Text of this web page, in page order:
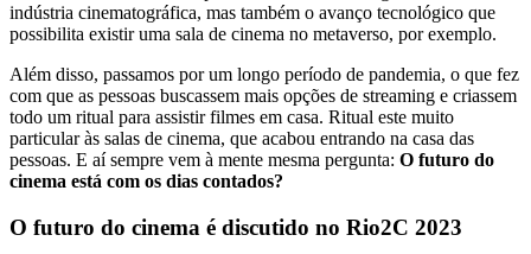
indústria cinematográfica, mas também o avanço tecnológico que
possibilita existir uma sala de cinema no metaverso, por exemplo.
Além disso, passamos por um longo período de pandemia, o que fez
com que as pessoas buscassem mais opções de streaming e criassem
todo um ritual para assistir filmes em casa. Ritual este muito
particular às salas de cinema, que acabou entrando na casa das
pessoas. E aí sempre vem à mente mesma pergunta: O futuro do
cinema está com os dias contados?
O futuro do cinema é discutido no Rio2C 2023